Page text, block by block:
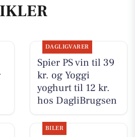
DAGLIGVARER
Spier PS vin til 39
kr. og Yoggi
yoghurt til 12 kr.
hos DagliBrugsen
BILER